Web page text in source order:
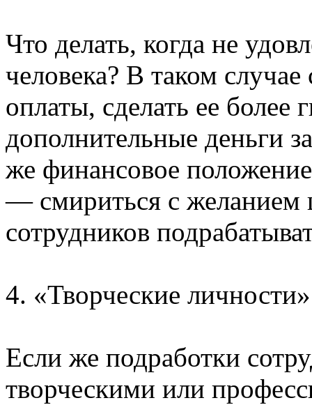
Что делать, когда не
человека? В таком
оплаты, сделать ее
дополнительные деньги
же финансовое
— смириться с желанием
сотрудников
4. «Творческие личности»
Если же подработки
творческими или